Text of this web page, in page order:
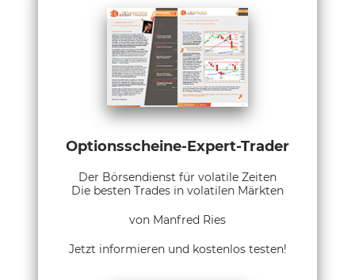
Optionsscheine-Expert-Trader
Der Börsendienst für volatile Zeiten
Die besten Trades in volatilen Märkten
von Manfred Ries
Jetzt informieren und kostenlos testen!